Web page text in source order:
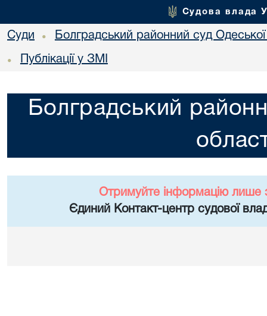
Судова влада
Суди • Болградський районний суд Одеської
• Публікації у ЗМІ
Болградський
Отримуйте інформацію лише
Єдиний Контакт-центр судової